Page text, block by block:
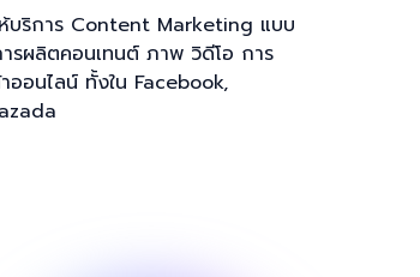
ห้บริการ Content Marketing แบบ
รผลิตคอนเทนต์ ภาพ วิดีโอ การ
อนไลน์ ทั้งใน Facebook,